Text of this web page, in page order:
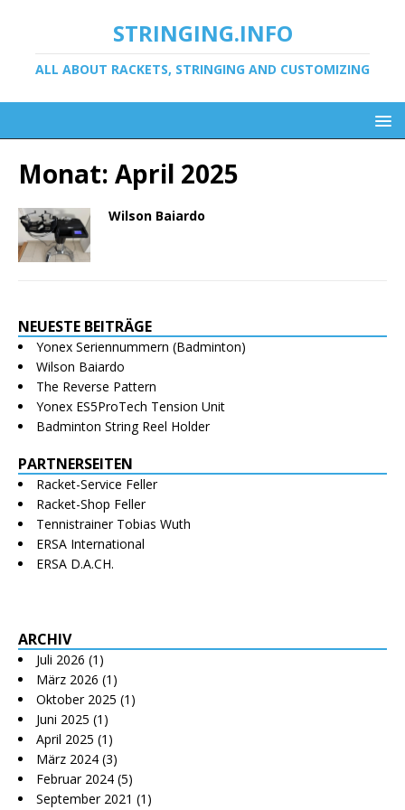
STRINGING.INFO
ALL ABOUT RACKETS, STRINGING AND CUSTOMIZING
Monat: April 2025
Wilson Baiardo
NEUESTE BEITRÄGE
Yonex Seriennummern (Badminton)
Wilson Baiardo
The Reverse Pattern
Yonex ES5ProTech Tension Unit
Badminton String Reel Holder
PARTNERSEITEN
Racket-Service Feller
Racket-Shop Feller
Tennistrainer Tobias Wuth
ERSA International
ERSA D.A.CH.
ARCHIV
Juli 2026 (1)
März 2026 (1)
Oktober 2025 (1)
Juni 2025 (1)
April 2025 (1)
März 2024 (3)
Februar 2024 (5)
September 2021 (1)